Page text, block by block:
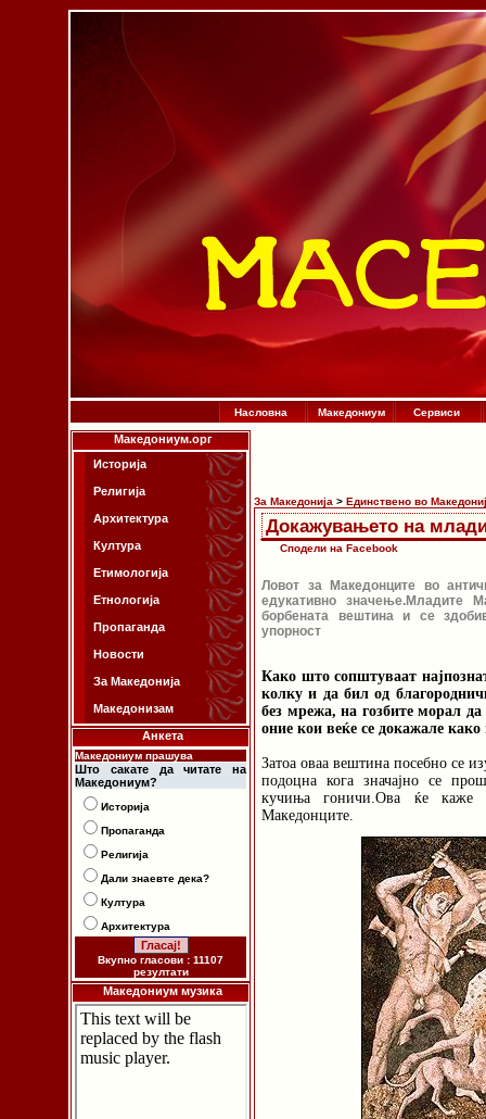
Насловна Македониум Сервиси
Македониум.орг
Историја
Религија
Архитектура
Култура
Етимологија
Етнологија
Пропаганда
Новости
За Македонија
Македонизам
Анкета
Македониум прашува
Што сакате да читате на
Македониум?
Историја
Пропаганда
Религија
Дали знаевте дека?
Култура
Архитектура
Вкупно гласови : 11107
резултати
Македониум музика
За Македонија > Единствено во
Докажувањето на
Сподели на Facebook
Ловот за Македонците во
едукативно значење.Младите
борбената вештина и се
упорност
Како што сопштуваат
колку и да бил од
без мрежа, на гозбите морал
оние кои веќе се докажале
Затоа оваа вештина посебно се
подоцна кога значајно се
кучиња гоничи.Ова ќе каже
Македонците.